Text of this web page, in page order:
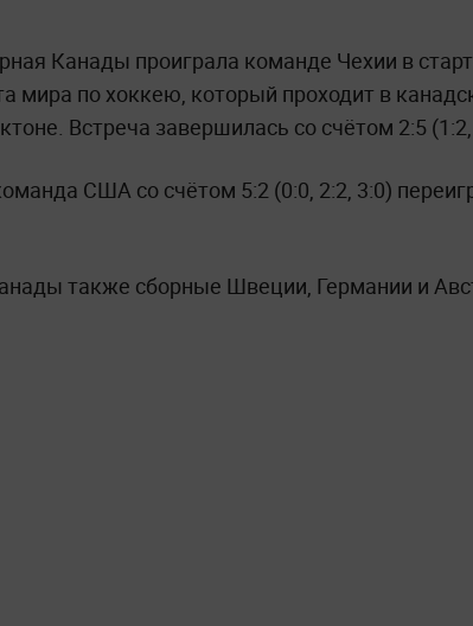
Канады проиграла команде Чехии в
мира по хоккею, который проходит в
Встреча завершилась со счётом 2:5 (1:2,
США со счётом 5:2 (0:0, 2:2, 3:0)
также сборные Швеции, Германии и